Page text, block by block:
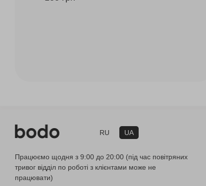
RU UA
Працюємо щодня з 9:00 до 20:00 (під час повітряних
тривог відділ по роботі з клієнтами може не
працювати)